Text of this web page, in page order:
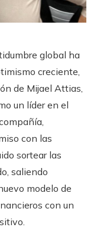
global ha
creciente,
de Mijael Attias,
un líder en el
con las
sortear las
saliendo
modelo de
con un